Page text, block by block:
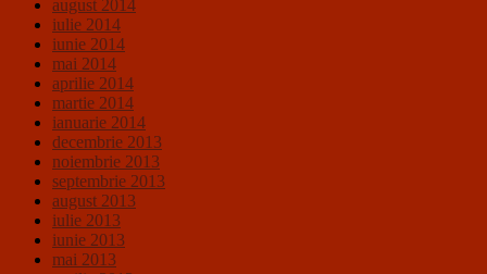
august 2014
iulie 2014
iunie 2014
mai 2014
aprilie 2014
martie 2014
ianuarie 2014
decembrie 2013
noiembrie 2013
septembrie 2013
august 2013
iulie 2013
iunie 2013
mai 2013